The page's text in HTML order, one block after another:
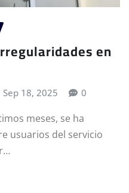
en
Sep 18, 2025 0
meses, se ha
usuarios del servicio